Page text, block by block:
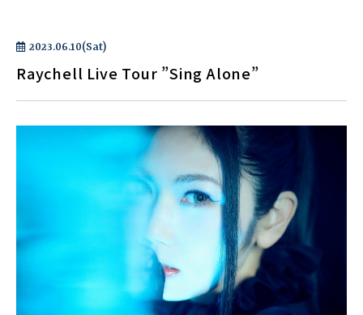
2023.06.10(Sat)
Raychell Live Tour ”Sing Alone”